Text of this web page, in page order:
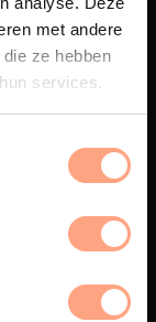
met andere
ze hebben
services.